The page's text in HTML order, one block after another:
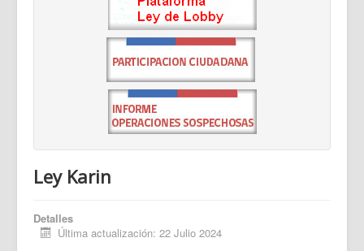
Ley Karin
Detalles
Última actualización: 22 Julio 2024